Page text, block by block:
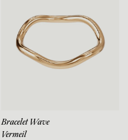
Bracelet Wave
Vermeil